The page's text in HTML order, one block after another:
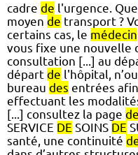
cadre de l'urgence.
moyen de transport ?
certains cas, le médecin
vous fixe une nouvelle
consultation [...] au
départ de l'hôpital,
bureau des entrées afin
effectuant les
[...] consultez la page de
SERVICE DE SOINS DE
santé, une continuité